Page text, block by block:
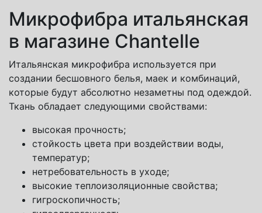
Микрофибра итальянская
в магазине Chantelle
Итальянская микрофибра используется при
создании бесшовного белья, маек и комбинаций,
которые будут абсолютно незаметны под одеждой.
Ткань обладает следующими свойствами:
высокая прочность;
стойкость цвета при воздействии воды,
температур;
нетребовательность в уходе;
высокие теплоизоляционные свойства;
гигроскопичность;